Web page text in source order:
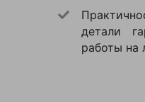
детали
работы на
переделал
дому (от
лампочек
окон на